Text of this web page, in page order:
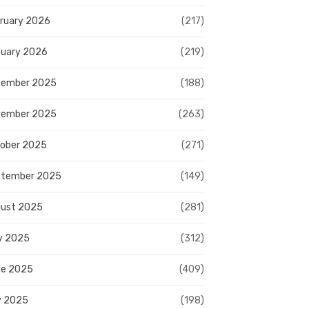
2026 (217)
2026 (219)
2025 (188)
2025 (263)
2025 (271)
2025 (149)
2025 (281)
2025 (312)
2025 (409)
2025 (198)